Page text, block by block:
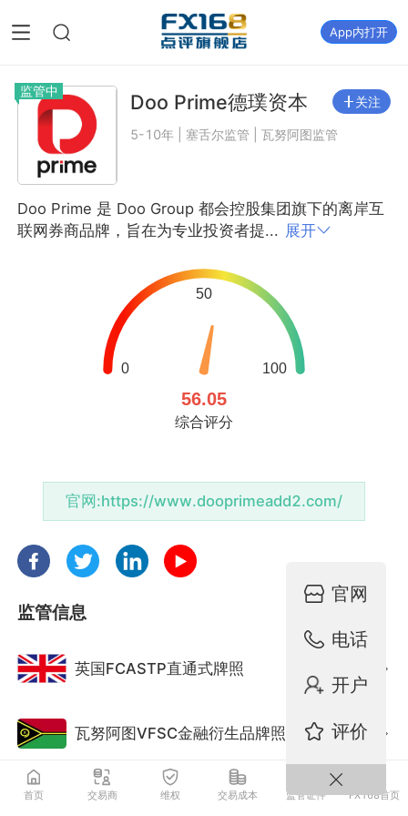
App内打开
监管中 Doo Prime德璞资本 关注
5-10年 | 塞舌尔监管 | 瓦努阿图监管
Doo Prime 是 Doo Group 都会控股集团旗下的离岸互
联网券商品牌，旨在为专业投资者提... 展开
官网:https://www.dooprimeadd2.com/
监管信息
英国FCASTP直通式牌照
瓦努阿图VFSC金融衍生品牌照 监管中
毛里求斯FSC金融衍生品牌照 监管中
官网
电话
开户
评价
首页 交易商 维权 交易成本 监管证件 FX168首页